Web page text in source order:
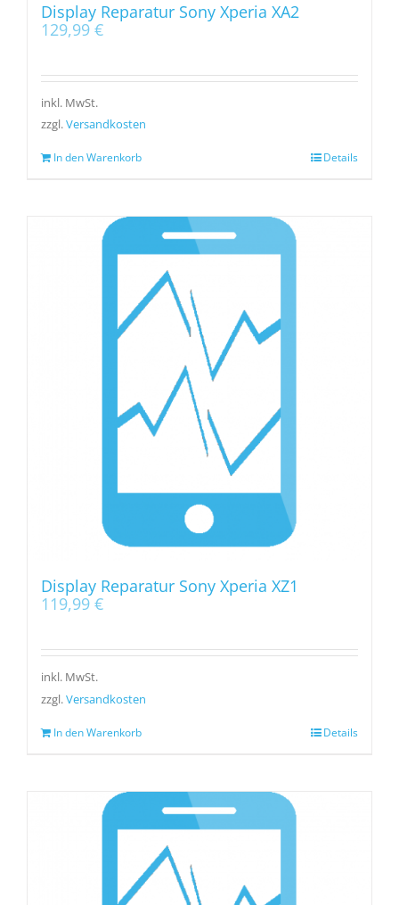
Display Reparatur Sony Xperia XA2
129,99 €
inkl. MwSt.
zzgl.Versandkosten
In den Warenkorb Details
Display Reparatur Sony Xperia XZ1
119,99 €
inkl. MwSt.
zzgl.Versandkosten
In den Warenkorb Details